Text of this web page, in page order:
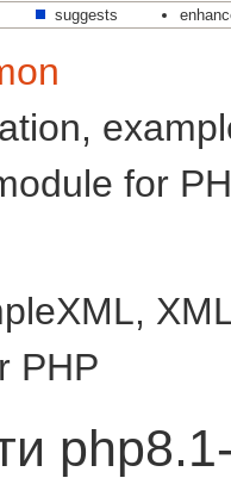
suggests
for
PHP